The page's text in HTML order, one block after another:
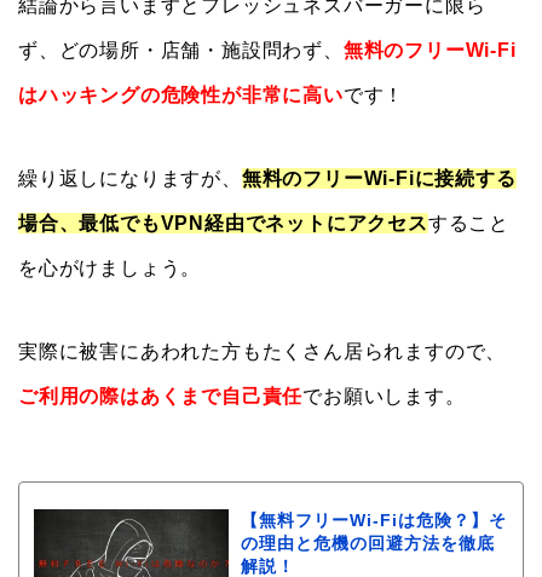
結論から言いますとフレッシュネスバーガーに限ら
ず、どの場所・店舗・施設問わず、 無料のフリーWi-Fi
はハッキングの危険性が非常に高いです！
繰り返しになりますが、 無料のフリーWi-Fiに接続する
場合、最低でもVPN経由でネットにアクセスすること
を心がけましょう。
実際に被害にあわれた方もたくさん居られますので、
ご利用の際はあくまで自己責任でお願いします。
【無料フリーWi-Fiは危険？】そ
の理由と危機の回避方法を徹底
解説！